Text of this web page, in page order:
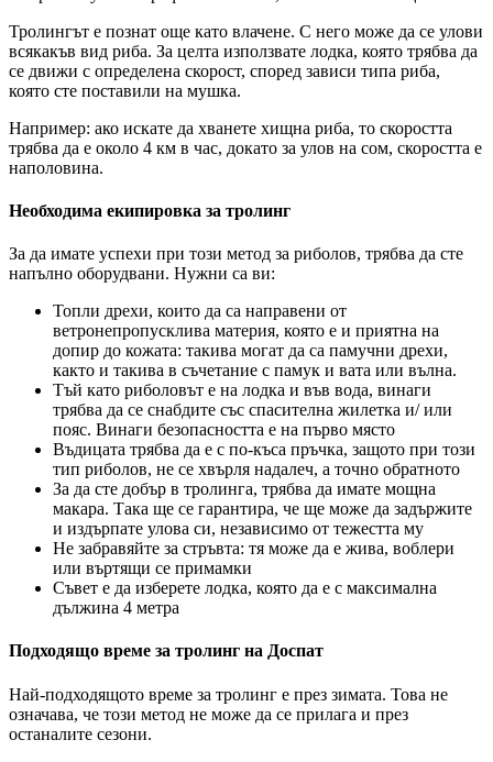
Тролингът е познат още като влачене. С него може да се улови
всякакъв вид риба. За целта използвате лодка, която трябва да
се движи с определена скорост, според зависи типа риба,
която сте поставили на мушка.
Например: ако искате да хванете хищна риба, то скоростта
трябва да е около 4 км в час, докато за улов на сом, скоростта е
наполовина.
Необходима екипировка за тролинг
За да имате успехи при този метод за риболов, трябва да сте
напълно оборудвани. Нужни са ви:
Топли дрехи, които да са направени от
ветронепропусклива материя, която е и приятна на
допир до кожата: такива могат да са памучни дрехи,
както и такива в съчетание с памук и вата или вълна.
Тъй като риболовът е на лодка и във вода, винаги
трябва да се снабдите със спасителна жилетка и/ или
пояс. Винаги безопасността е на първо място
Въдицата трябва да е с по-къса пръчка, защото при този
тип риболов, не се хвърля надалеч, а точно обратното
За да сте добър в тролинга, трябва да имате мощна
макара. Така ще се гарантира, че ще може да задържите
и издърпате улова си, независимо от тежестта му
Не забравяйте за стръвта: тя може да е жива, воблери
или въртящи се примамки
Съвет е да изберете лодка, която да е с максимална
дължина 4 метра
Подходящо време за тролинг на Доспат
Най-подходящото време за тролинг е през зимата. Това не
означава, че този метод не може да се прилага и през
останалите сезони.